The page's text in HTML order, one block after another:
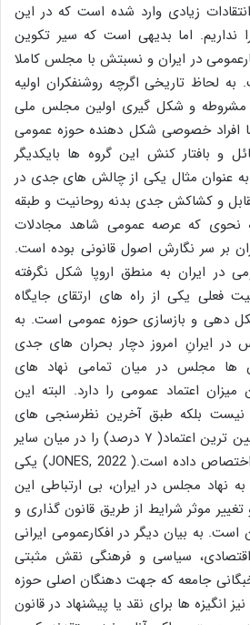
زیادی وارد شده است که در این
اما بدیهی است که سیر تکوین
در ایران و نسبتش با مجلس کاملا
لحاظ تاریخی اگرچه روشنفکران اولیه
مشروطه و شکل گیری اولین مجلس ملی
افراد خصوصی شکل دهنده حوزه عمومی
و بافتار کنش این گروه ها بایکدیگر
عنوان مثال یکی از چالش های جدی در
و کشاکش جدی بدنه روحانیت و طبقه
نحوی که عرصه عمومی شاهد مجادلات
بر سر نگارش اصول قانونی بوده است.
در ایران به منطق اروپا شکل نگرفته
فعلی یکی از راه های ارتقای جایگاه
دهی و بازسازی حوزه عمومی است. به
در ایرانِ امروز دچار بحران های جدی
مجلس در میان تمامی نهاد های
اعتماد عمومی را دارد. البته این
نیست بلکه طبق آخرین نظرسنجی های
معتبر، کنگره آمریکا نیز پایین ترین اعتماد( ۷ درصد) را در میان سایر
نهاد های عمومی به خود اختصاص داده است.( JONES, 2022) یکی
نهاد مجلس در ایران، بی ارتباطی این
موثر شرایط از طریق قانون گذاری و
به بیان دیگر در افکارعمومی ایرانی
سیاسی و فرهنگی نقش مثبتی
جامعه که جهت دهنگان اصلی حوزه
انگیزه ها برای نقد یا پیشنهاد در قانون